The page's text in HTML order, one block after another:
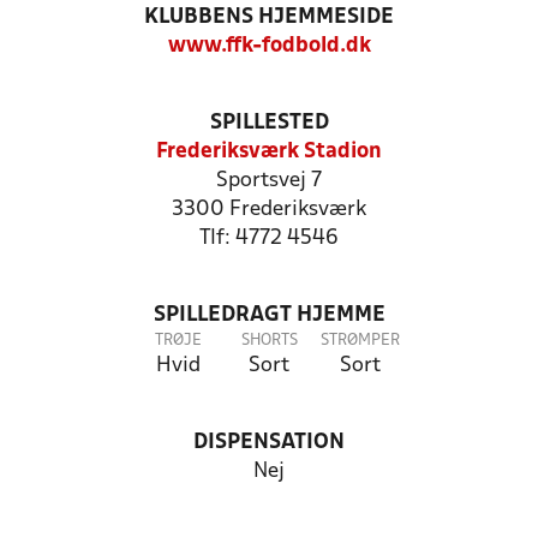
KLUBBENS HJEMMESIDE
www.ffk-fodbold.dk
SPILLESTED
Frederiksværk Stadion
Sportsvej 7
3300 Frederiksværk
Tlf: 4772 4546
SPILLEDRAGT HJEMME
TRØJE
Hvid
SHORTS
Sort
STRØMPER
Sort
DISPENSATION
Nej